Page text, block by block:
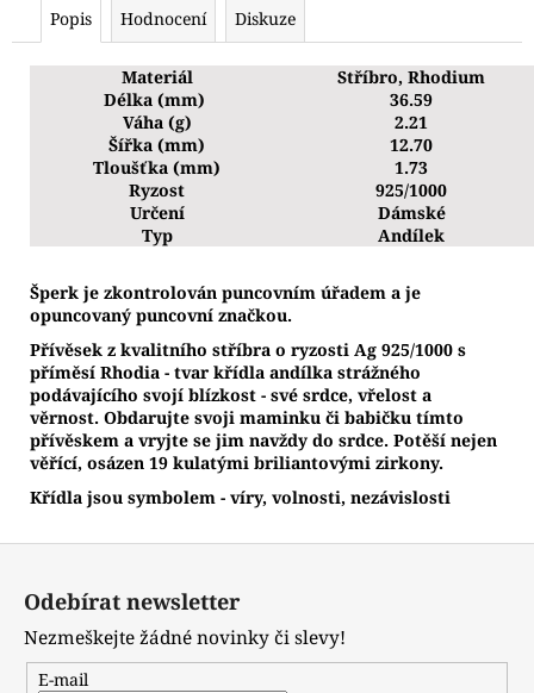
Popis Hodnocení Diskuze
Materiál
Stříbro, Rhodium
Délka (mm)
36.59
Váha (g)
2.21
Šířka (mm)
12.70
Tloušťka (mm)
1.73
Ryzost
925/1000
Určení
Dámské
Typ
Andílek
Šperk je zkontrolován puncovním úřadem a je
opuncovaný puncovní značkou.
Přívěsek z kvalitního stříbra o ryzosti Ag 925/1000 s
příměsí Rhodia - tvar křídla andílka strážného
podávajícího svojí blízkost - své srdce, vřelost a
věrnost. Obdarujte svoji maminku či babičku tímto
přívěskem a vryjte se jim navždy do srdce. Potěší nejen
věřící, osázen 19 kulatými briliantovými zirkony.
Křídla jsou symbolem - víry, volnosti, nezávislosti
Z
Odebírat newsletter
Nezmeškejte žádné novinky či slevy!
E-mail